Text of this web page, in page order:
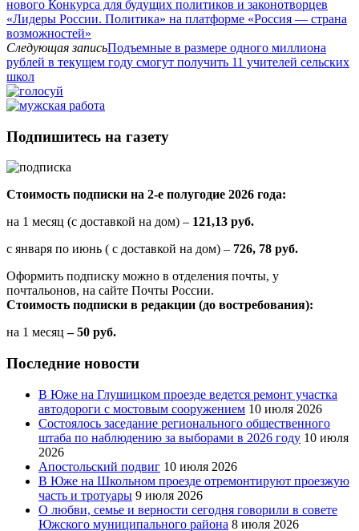
нового Конкурса для будущих политиков и законотворцев
«Лидеры России. Политика» на платформе «Россия — страна
возможностей»
Следующая записьПодъемные в размере одного миллиона
рублей в текущем году смогут получить 11 учителей сельских
школ
Подпишитесь на газету
Стоимость подписки на 2-е полугодие 2026 года:
на 1 месяц (с доставкой на дом) – 121,13 руб.
с января по июнь ( с доставкой на дом) – 726, 78 руб.
Оформить подписку можно в отделения почты, у
почтальонов, на сайте Почты России.
Стоимость подписки в редакции (до востребования):
на 1 месяц – 50 руб.
Последние новости
В Юже на Глушицком проезде ведется ремонт участка
автодороги с мостовым сооружением 10 июля 2026
Состоялось заседание регионального общественного
штаба по наблюдению за выборами в 2026 году 10 июля
2026
Апостольский подвиг 10 июля 2026
В Юже на Школьном проезде отремонтируют проезжую
часть и тротуары 9 июля 2026
О любви, семье и верности сегодня говорили в совете
Южского муниципального района 8 июля 2026